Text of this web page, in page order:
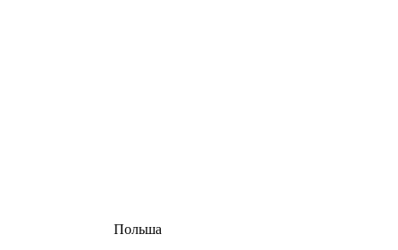
Польша